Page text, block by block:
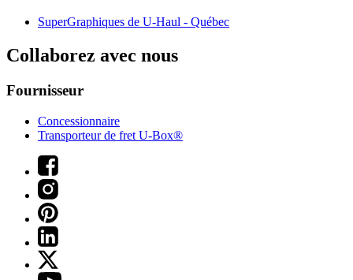
SuperGraphiques de U-Haul - Québec
Collaborez avec nous
Fournisseur
Concessionnaire
Transporteur de fret U-Box®